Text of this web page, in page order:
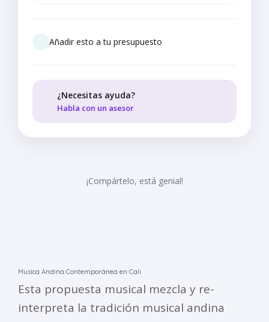
Añadir esto a tu presupuesto
¿Necesitas ayuda?
Habla con un asesor
¡Compártelo, está genial!
Musica Andina Contemporánea en Cali
Esta propuesta musical mezcla y re-
interpreta la tradición musical andina